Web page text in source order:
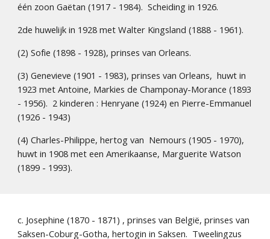
één zoon Gaëtan (1917 - 1984).  Scheiding in 1926.
2de huwelijk in 1928 met Walter Kingsland (1888 - 1961).
(2) Sofie (1898 - 1928), prinses van Orleans.
(3) Genevieve (1901 - 1983), prinses van Orleans,  huwt in
1923 met Antoine, Markies de Champonay-Morance (1893
- 1956).  2 kinderen : Henryane (1924) en Pierre-Emmanuel
(1926 - 1943)
(4) Charles-Philippe, hertog van  Nemours (1905 - 1970),
huwt in 1908 met een Amerikaanse, Marguerite Watson
(1899 - 1993).
c. Josephine (1870 - 1871) , prinses van België, prinses van
Saksen-Coburg-Gotha, hertogin in Saksen.  Tweelingzus